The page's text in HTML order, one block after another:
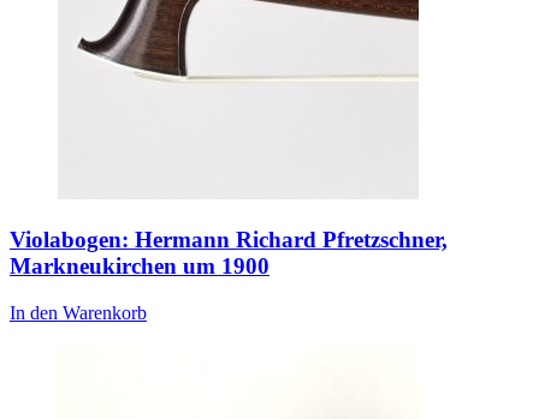
Violabogen: Hermann Richard Pfretzschner,
Markneukirchen um 1900
In den Warenkorb